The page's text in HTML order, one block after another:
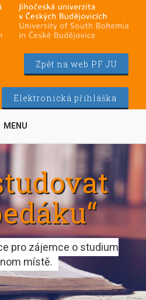
Zpět na web PF JU
Elektronická přihláška
MENU
pro zájemce o studium
místě.